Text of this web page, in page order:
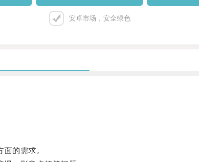
安卓市场，安全绿色
的需求。